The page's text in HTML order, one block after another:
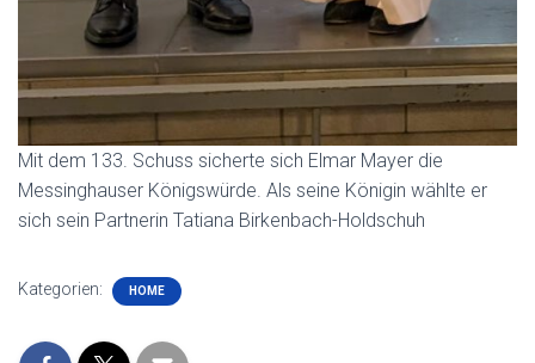
Mit dem 133. Schuss sicherte sich Elmar Mayer die
Messinghauser Königswürde. Als seine Königin wählte er
sich sein Partnerin Tatiana Birkenbach-Holdschuh
Kategorien: HOME